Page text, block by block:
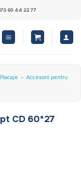
60 44 22 77
» Accesorii pentru
CD 60*27